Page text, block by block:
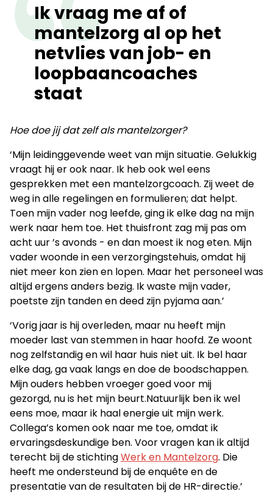
Ik vraag me af of
mantelzorg al op het
netvlies van job- en
loopbaancoaches
staat
Hoe doe jij dat zelf als mantelzorger?
‘Mijn leidinggevende weet van mijn situatie. Gelukkig
vraagt hij er ook naar. Ik heb ook wel eens
gesprekken met een mantelzorgcoach. Zij weet de
weg in alle regelingen en formulieren; dat helpt.
Toen mijn vader nog leefde, ging ik elke dag na mijn
werk naar hem toe. Het thuisfront zag mij pas om
acht uur ’s avonds - en dan moest ik nog eten. Mijn
vader woonde in een verzorgingstehuis, omdat hij
niet meer kon zien en lopen. Maar het personeel was
altijd ergens anders bezig. Ik waste mijn vader,
poetste zijn tanden en deed zijn pyjama aan.’
‘Vorig jaar is hij overleden, maar nu heeft mijn
moeder last van stemmen in haar hoofd. Ze woont
nog zelfstandig en wil haar huis niet uit. Ik bel haar
elke dag, ga vaak langs en doe de boodschappen.
Mijn ouders hebben vroeger goed voor mij
gezorgd, nu is het mijn beurt.Natuurlijk ben ik wel
eens moe, maar ik haal energie uit mijn werk.
Collega’s komen ook naar me toe, omdat ik
ervaringsdeskundige ben. Voor vragen kan ik altijd
terecht bij de stichtingWerk en Mantelzorg. Die
heeft me ondersteund bij de enquête en de
presentatie van de resultaten bij de HR-directie.’